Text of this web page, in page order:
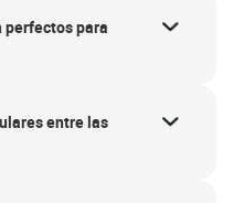
perfectos para
entre las